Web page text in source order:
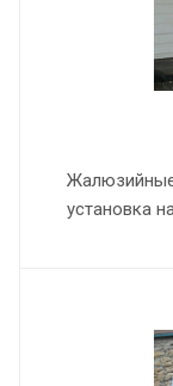
установка